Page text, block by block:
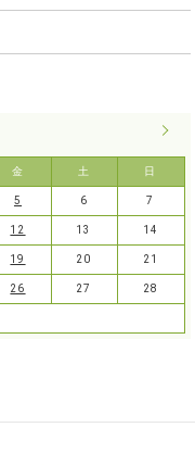
金 土 日
9月
5 6 7
12 13 14
19 20 21
26 27 28